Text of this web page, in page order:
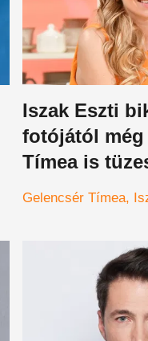
Iszak Eszti
fotójától még
Tímea is
jött
Gelencsér Tímea